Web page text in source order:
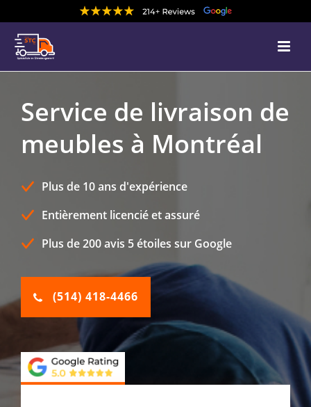
Service de livraison de
meubles à Montréal
Plus de 10 ans d'expérience
Entièrement licencié et assuré
Plus de 200 avis 5 étoiles sur Google
(514) 418-4466